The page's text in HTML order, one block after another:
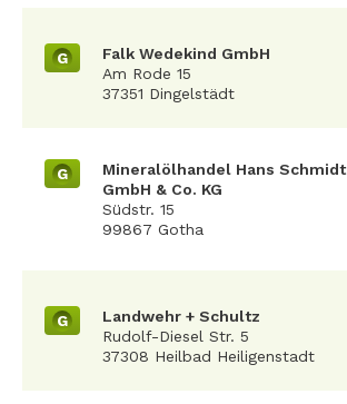
G
Falk Wedekind GmbH
Am Rode 15
37351 Dingelstädt
G
Mineralölhandel Hans Schmidt
GmbH & Co. KG
Südstr. 15
99867 Gotha
G
Landwehr + Schultz
Rudolf-Diesel Str. 5
37308 Heilbad Heiligenstadt